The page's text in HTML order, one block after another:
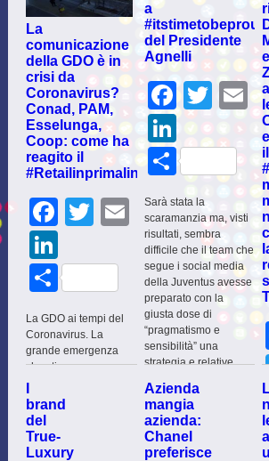
La
comunicazione
della GDO è in
crisi da
Coronavirus?
Conad, PAM,
Esselunga,
Coop: come ha
reagito il
#Retailinprimalinea
Facebook
Twitter
Email
LinkedIn
Share
La GDO ai tempi del
Coronavirus. La
grande emergenza
che stiamo
attraversando non ha
risparmiato nessun
comparto industriale,
determinando
comportamenti
a
#itstimetobeproud
del Presidente
Agnelli
Share
Sarà stata la
scaramanzia ma, visti
risultati, sembra
difficile che il team che
segue i social media
della Juventus avesse
preparato con la
giusta dose di
“pragmatismo e
sensibilità” una
strategia e relative
management per il
racconto della
sconfitta…. E se
perdiamo, che si dice?
e
e
il
brand
del
True-
Luxury
Azienda
mangia
azienda:
Chanel
preferisce